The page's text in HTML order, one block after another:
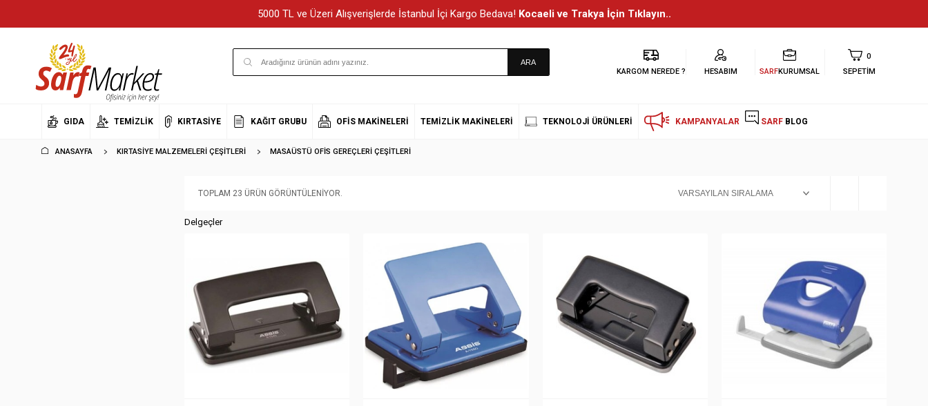
5000 TL ve Üzeri Alışverişlerde İstanbul İçi Kargo Bedava! Kocaeli ve Trakya İçin Tıklayın..
KARGOM NEREDE ? HESABIM SARFKURUMSAL
0
SEPETIM
GIDA TEMIZLIK KIRTASIYE KAĞIT GRUBU OFIS MAKINELERI TEMIZLIK MAKINELERI TEKNOLOJI ÜRÜNLERI KAMPANYALAR SARF BLOG
ANASAYFA KIRTASIYE MALZEMELERI ÇEŞITLERI MASAÜSTÜ OFIS GEREÇLERI ÇEŞITLERI
TOPLAM 23 ÜRÜN GÖRÜNTÜLENIYOR.
Delgeçler